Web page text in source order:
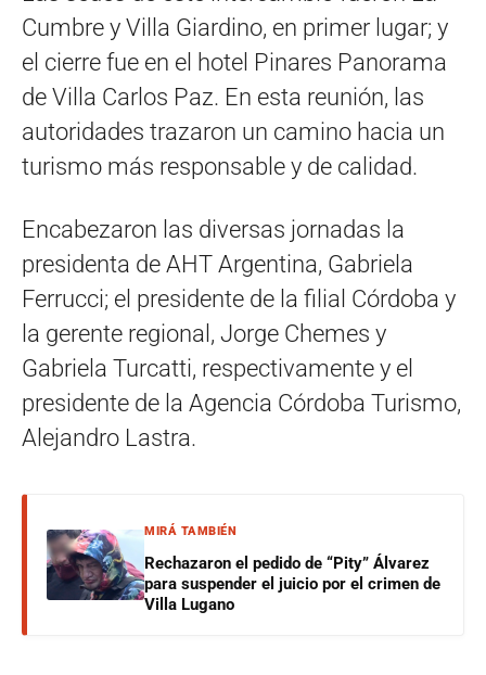
Cumbre y Villa Giardino, en primer lugar; y
el cierre fue en el hotel Pinares Panorama
de Villa Carlos Paz. En esta reunión, las
autoridades trazaron un camino hacia un
turismo más responsable y de calidad.
Encabezaron las diversas jornadas la
presidenta de AHT Argentina, Gabriela
Ferrucci; el presidente de la filial Córdoba y
la gerente regional, Jorge Chemes y
Gabriela Turcatti, respectivamente y el
presidente de la Agencia Córdoba Turismo,
Alejandro Lastra.
MIRÁ TAMBIÉN
Rechazaron el pedido de “Pity” Álvarez
para suspender el juicio por el crimen de
Villa Lugano